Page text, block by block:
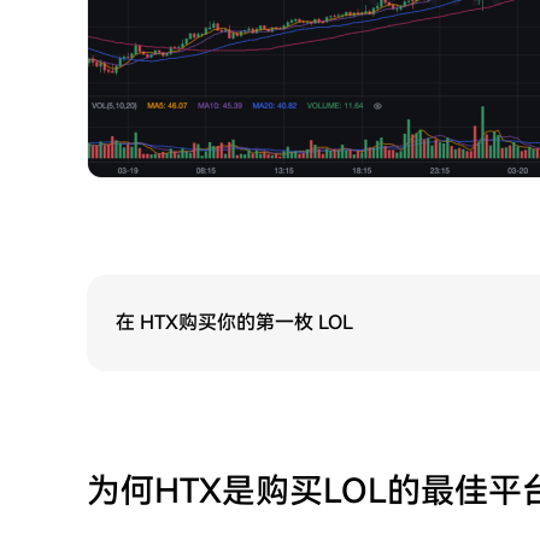
在 HTX购买你的第一枚 LOL
为何HTX是购买LOL的最佳平